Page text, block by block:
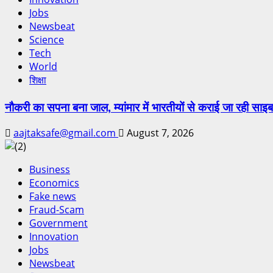
Jobs
Newsbeat
Science
Tech
World
शिक्षा
नौकरी का सपना बना जाल, म्यांमार में भारतीयों से कराई जा रही
aajtaksafe@gmail.com August 7, 2026
Business
Economics
Fake news
Fraud-Scam
Government
Innovation
Jobs
Newsbeat